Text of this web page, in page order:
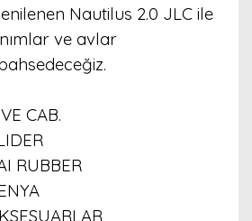
Nautilus 2.0 JLC ile
ve avlar
CAB.
RUBBER